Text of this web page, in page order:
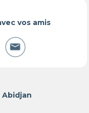
vos amis